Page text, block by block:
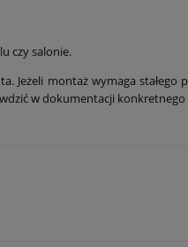
czy salonie.
montaż wymaga stałego
w dokumentacji